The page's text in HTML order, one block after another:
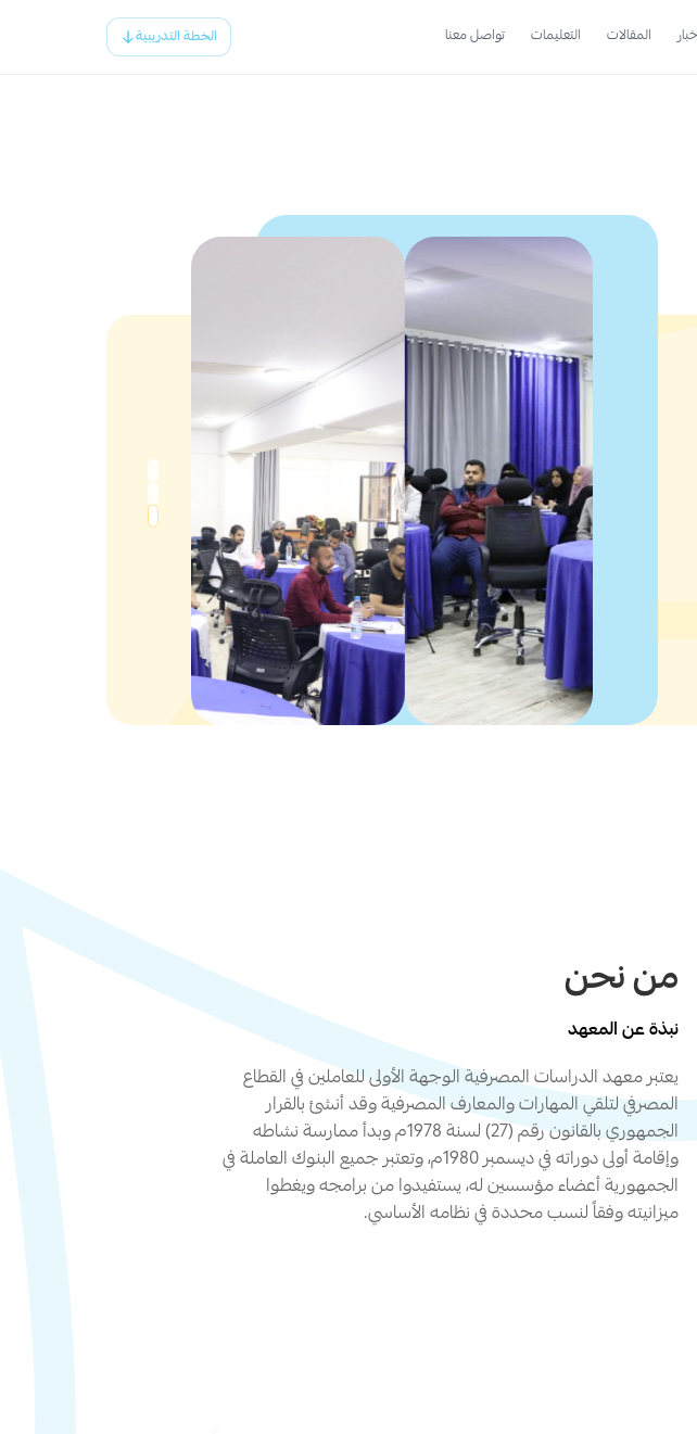
المقالات التعليمات تواصل معنا الخطة التدريبية
من نحن
نبذة عن المعهد
يعتبر معهد الدراسات المصرفية الوجهة الأولى للعاملين في القطاع
المصرفي لتلقي المهارات والمعارف المصرفية وقد أنشئ بالقرار
الجمهوري بالقانون رقم (27) لسنة 1978م وبدأ ممارسة نشاطه
وإقامة أولى دوراته في ديسمبر 1980م، وتعتبر جميع البنوك العاملة في
الجمهورية أعضاء مؤسسين له، يستفيدوا من برامجه ويغطوا
ميزانيته وفقاً لنسب محددة في نظامه الأساسي.